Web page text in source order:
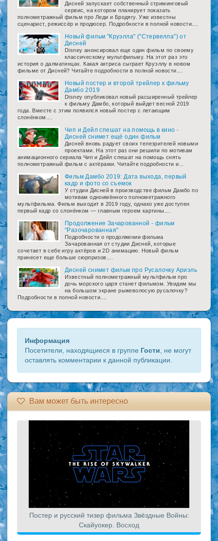
Дисней запускает собственный стриминговый
сервис, на котором планирует показать
полнометражный фильм про Леди и Бродягу. Уже известны
сценарист, режиссёр и продюсер. Подробности в полной новости....
Новый фильм "Круэлла" ("Стервелла") от
Дисней
Disney анонсировал еще один фильм по своему
классическому мультфильму. На этот раз это
история о далматинцах. Какая актриса сыграет Круэллу в новом
фильме от Дисней? Читайте подробности в полной новости....
Новый постер и второй трейлер к фильму
Дамбо 2019
Disney опубликовал новый расширенный трейлер
к фильму Дамбо, который выйдет весной 2019
года. Вместе с этим появился новый постер с летающим
слонёнком....
Чип и Дейл спешат на помощь в кино -
Дисней снимет ещё один фильм
Дисней вновь радует своих телезрителей новыми
проектами. На этот раз они решили по мотивам
анимационного сериала Чип и Дейл спешат на помощь снять
полнометражный фильм с актёрами. Читайте подробности и...
Фильм Дамбо 2019: Дата выхода, первый
кадр и фото со съемок
У студии Дисней в производстве фильм Дамбо по
мотивам одноимённого полнометражного
мультфильма. Фильм выходит в 2019 году, однако уже доступен
первый кадр со слонёнком — главным героем картины....
Продолжение Зачарованной - фильм
"Разочарованная"
Подробности о продолжении фильма
Зачарованная от студии Дисней, которые
сочетает в себе игру актёров и 2D анимацию. Новый фильм
принесет еще больше сюрпризов....
Дисней снимет фильм про Русалочку Ариэль
Известный полнометражный мультфильм про
дочь морского царя станет фильмом. Увидим мы
на большом экране рыжеволосую русалочку?
Подробности в полной новости....
Информация
Посетители, находящиеся в группе Гости , не могут
оставлять комментарии к данной публикации.
Вам может быть интересно
Постер и русский тизер фильма Звёздные Войны:
Скайуокер. Восход